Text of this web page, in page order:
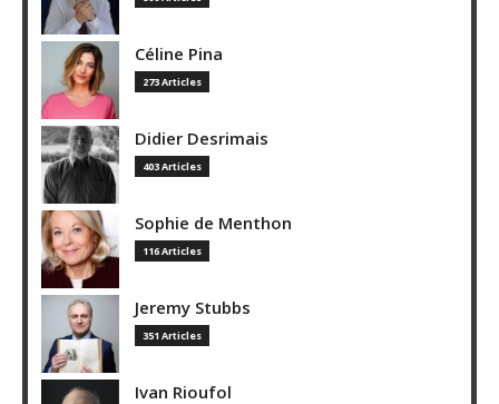
Céline Pina
273 Articles
Didier Desrimais
403 Articles
Sophie de Menthon
116 Articles
Jeremy Stubbs
351 Articles
Ivan Rioufol